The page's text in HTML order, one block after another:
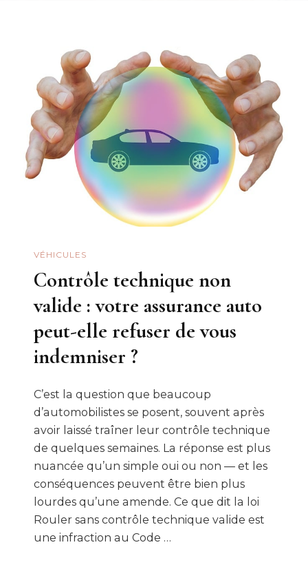
VÉHICULES
Contrôle technique non
valide : votre assurance auto
peut-elle refuser de vous
indemniser ?
C’est la question que beaucoup
d’automobilistes se posent, souvent après
avoir laissé traîner leur contrôle technique
de quelques semaines. La réponse est plus
nuancée qu’un simple oui ou non — et les
conséquences peuvent être bien plus
lourdes qu’une amende. Ce que dit la loi
Rouler sans contrôle technique valide est
une infraction au Code …